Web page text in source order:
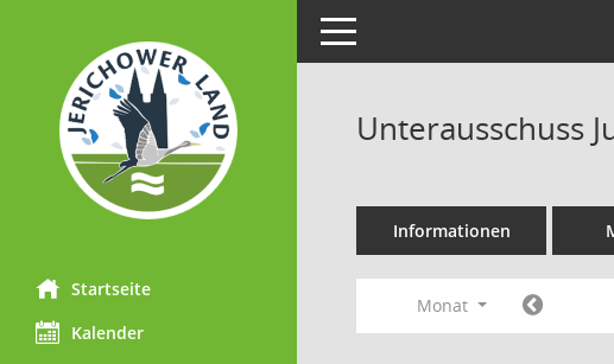
Startseite
Kalender
Toggle navigation
Unterausschuss
Informationen
Monat